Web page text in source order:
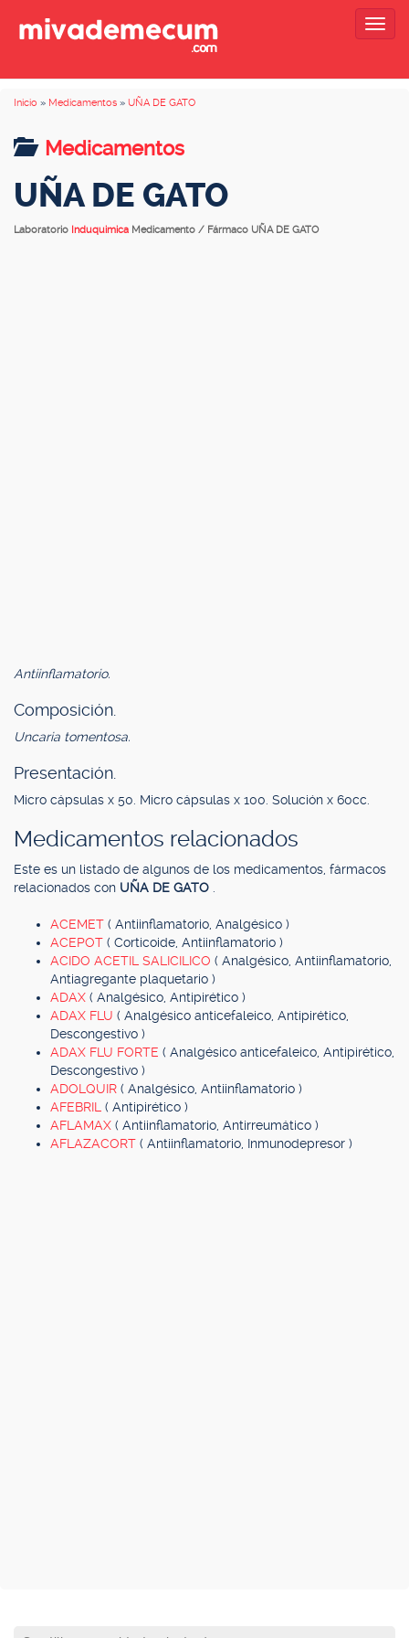
Inicio » Medicamentos » UÑA DE GATO
Medicamentos
UÑA DE GATO
Laboratorio Induquimica Medicamento / Fármaco UÑA DE GATO
Antiinflamatorio.
Composición.
Uncaria tomentosa.
Presentación.
Micro cápsulas x 50. Micro cápsulas x 100. Solución x 60cc.
Medicamentos relacionados
Este es un listado de algunos de los medicamentos, fármacos
relacionados con UÑA DE GATO
ACEMET ( Antiinflamatorio, Analgésico )
ACEPOT ( Corticoide, Antiinflamatorio )
ACIDO ACETIL SALICILICO ( Analgésico, Antiinflamatorio,
Antiagregante plaquetario )
ADAX ( Analgésico, Antipirético )
ADAX FLU ( Analgésico anticefaleico, Antipirético,
Descongestivo )
ADAX FLU FORTE ( Analgésico anticefaleico, Antipirético,
Descongestivo )
ADOLQUIR ( Analgésico, Antiinflamatorio )
AFEBRIL ( Antipirético )
AFLAMAX ( Antiinflamatorio, Antirreumático )
AFLAZACORT ( Antiinflamatorio, Inmunodepresor )